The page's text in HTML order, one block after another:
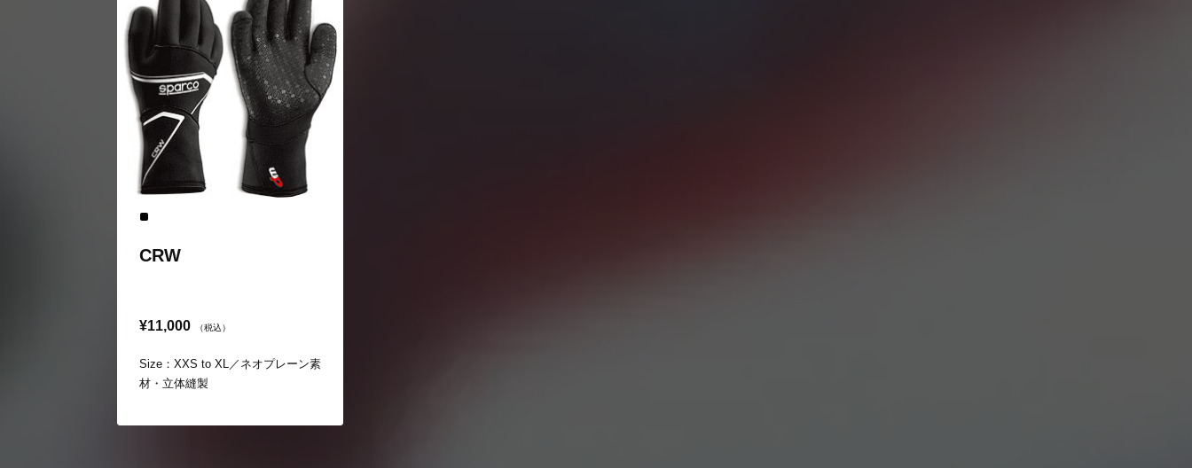
CRW
¥11,000 （税込）
Size：XXS to XL／ネオプレーン素
材・立体縫製